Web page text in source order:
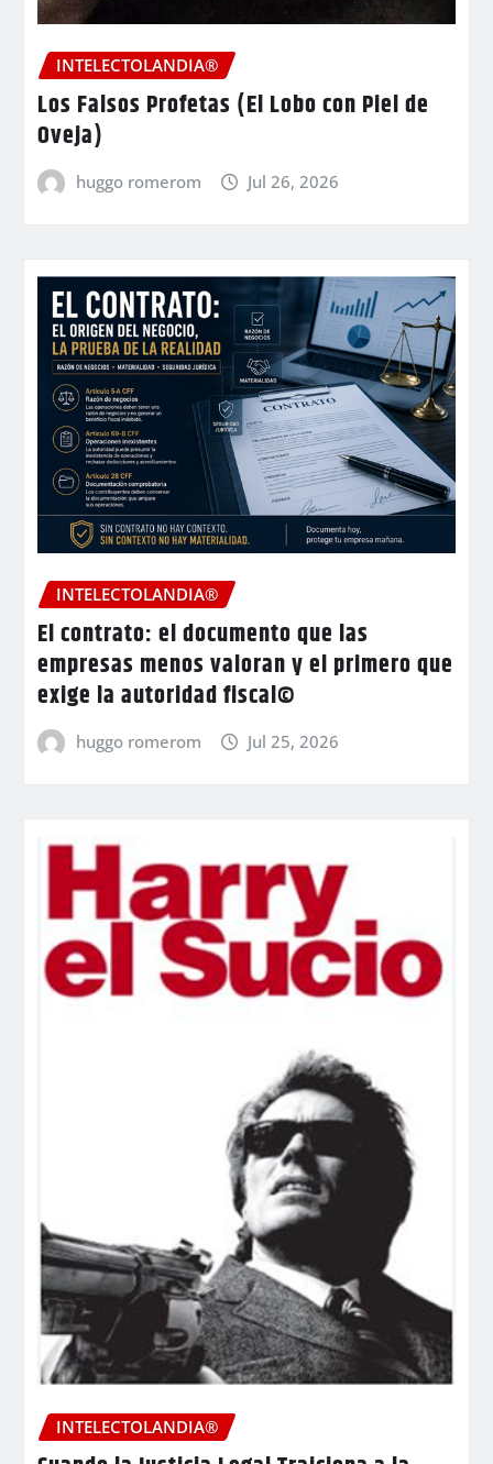
INTELECTOLANDIA®
Los Falsos Profetas (El Lobo con Piel de
Oveja)
huggo romerom Jul 26, 2026
INTELECTOLANDIA®
El contrato: el documento que las
empresas menos valoran y el primero que
exige la autoridad fiscal©
huggo romerom Jul 25, 2026
INTELECTOLANDIA®